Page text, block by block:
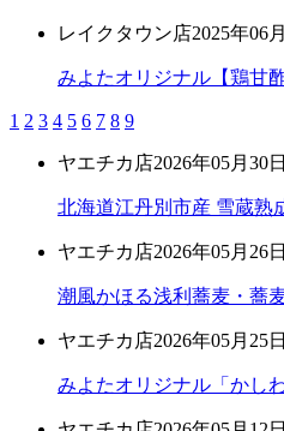
レイクタウン店2025年06
みよたオリジナル【鶏甘
1 2 3 4 5 6 7 8 9
ヤエチカ店2026年05月30日
北海道江丹別市産 雪蔵熟
ヤエチカ店2026年05月26日
潮風かほる浅利蕎麦・蕎
ヤエチカ店2026年05月25日
みよたオリジナル「かし